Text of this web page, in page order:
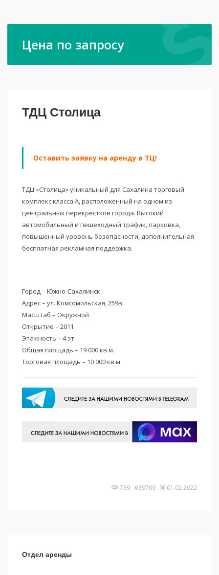
Цена по запросу
ТДЦ Столица
Оставить заявку на аренду в ТЦ!
ТДЦ «Столица» уникальный для Сахалина торговый
комплекс класса А, расположенный на одном из
центральных перекрестков города. Высокий
автомобильный и пешеходный трафик, парковка,
повышенный уровень безопасности, дополнительная
бесплатная рекламная поддержка.
Город – Южно-Сахалинск
Адрес – ул. Комсомольская, 259в
Масштаб – Окружной
Открытие – 2011
Этажность – 4 эт
Общая площадь – 19 000 кв.м.
Торговая площадь – 10 000 кв.м.
739 #39709 01.02.2022
Отдел аренды